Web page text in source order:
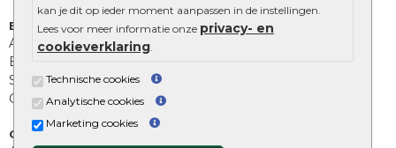
kan je dit op ieder moment aanpassen in de instellingen.
Lees voor meer informatie onze privacy- en
cookieverklaring
Technische cookies
Analytische cookies
Marketing cookies
Extra benodigdheden
Afwatering en diversen
Beplantings en betonelementen
Split, grind en zand
Oprit tegels
Overig